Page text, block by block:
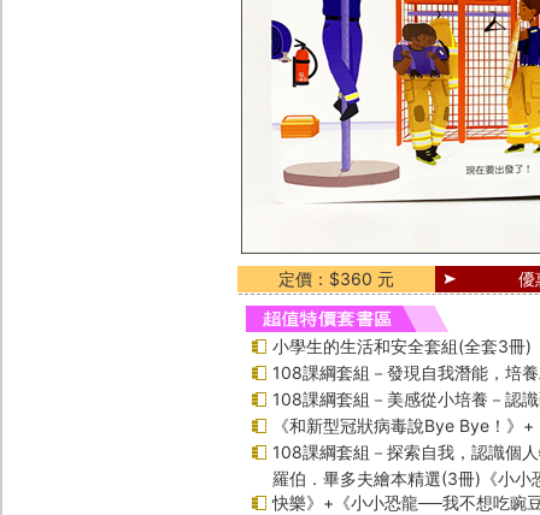
定價：$360 元 優
小學生的生活和安全套組(全套3冊)
108課綱套組－發現自我潛能，培
108課綱套組－美感從小培養－認
《和新型冠狀病毒說Bye Bye！》
108課綱套組－探索自我，認識個
羅伯．畢多夫繪本精選(3冊)《小
快樂》+《小小恐龍──我不想吃豌